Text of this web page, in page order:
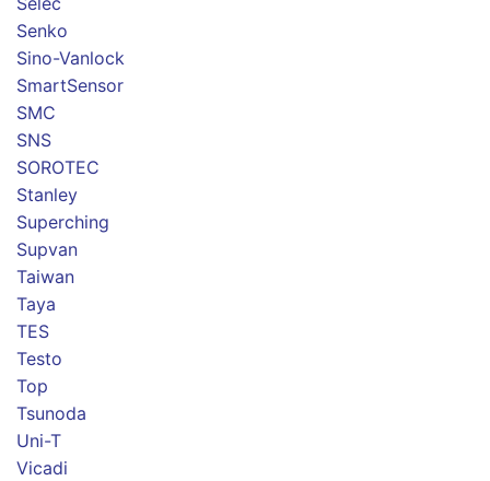
Senko
Sino-Vanlock
SmartSensor
SMC
SNS
SOROTEC
Stanley
Superching
Supvan
Taiwan
Taya
TES
Testo
Top
Tsunoda
Uni-T
Vicadi